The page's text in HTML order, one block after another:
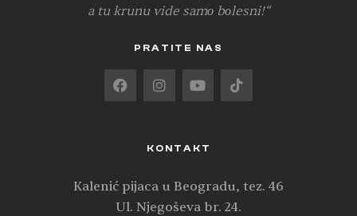
a tu krunu vide samо bоlesni!“
PRATITE NAS
KONTAKT
Kalenić pijaca u Beogradu, tez. 46
Ul. Njegoševa br. 24.